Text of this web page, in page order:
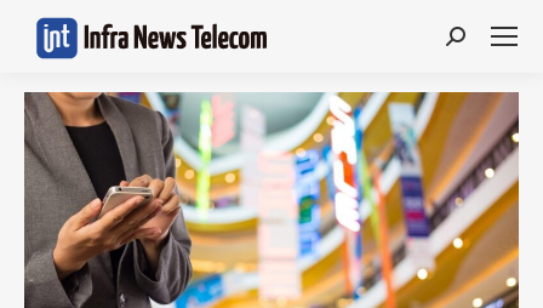
Search: